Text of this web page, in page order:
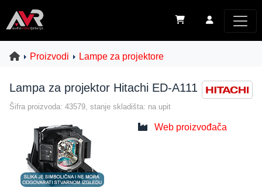
Proizvodi Lampe za projektore
Lampa za projektor Hitachi ED-A111
Šifra proizvoda: 43579, stanje skladišta: na upit
Web proizvođača